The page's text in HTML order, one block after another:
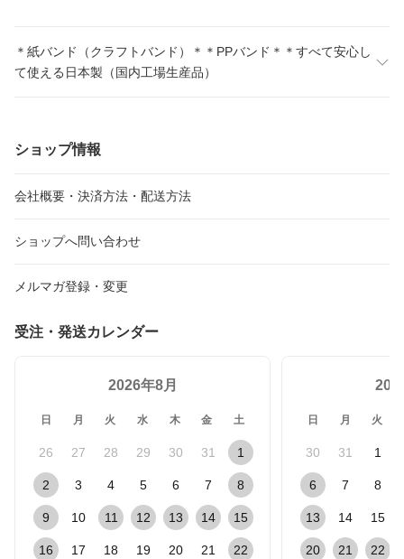
＊紙バンド（クラフトバンド）＊＊PPバンド＊＊すべて安心し
て使える日本製（国内工場生産品）
ショップ情報
会社概要・決済方法・配送方法
ショップへ問い合わせ
メルマガ登録・変更
受注・発送カレンダー
2026年8月
日 月 火 水 木 金 土
26 27 28 29 30 31 1
2 3 4 5 6 7 8
9 10 11 12 13 14 15
16 17 18 19 20 21 22
日 月 火
30 31 1
6 7 8
13 14 15
20 21 22